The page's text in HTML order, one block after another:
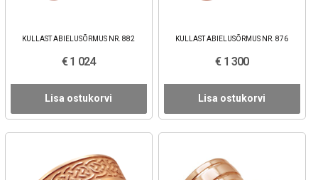
KULLAST ABIELUSÕRMUS NR. 882
€ 1 024
Lisa ostukorvi
KULLAST ABIELUSÕRMUS NR. 876
€ 1 300
Lisa ostukorvi